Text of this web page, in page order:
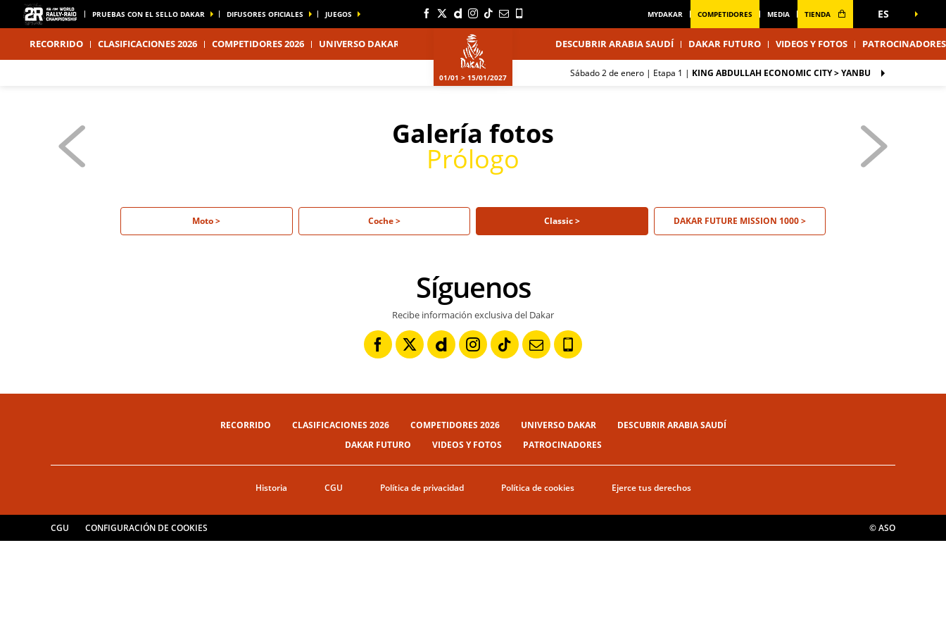
PRUEBAS CON EL SELLO DAKAR DIFUSORES OFICIALES JUEGOS MYDAKAR COMPETIDORES MEDIA TIENDA ES
RECORRIDO CLASIFICACIONES 2026 COMPETIDORES 2026 UNIVERSO DAKAR
01/01 > 15/01/2027
DESCUBRIR ARABIA SAUDÍ DAKAR FUTURO VIDEOS Y FOTOS PATROCINADORES
sábado 2 de enero | Etapa 1 | KING ABDULLAH ECONOMIC CITY > YANBU
Galería fotos
Prólogo
Moto > Coche > Classic > DAKAR FUTURE MISSION 1000 >
Síguenos
Recibe información exclusiva del Dakar
RECORRIDO CLASIFICACIONES 2026 COMPETIDORES 2026 UNIVERSO DAKAR
DESCUBRIR ARABIA SAUDÍ
DAKAR FUTURO
VIDEOS Y FOTOS PATROCINADORES
Historia CGU Política de privacidad Política de cookies Ejerce tus derechos
CGU CONFIGURACIÓN DE COOKIES © ASO